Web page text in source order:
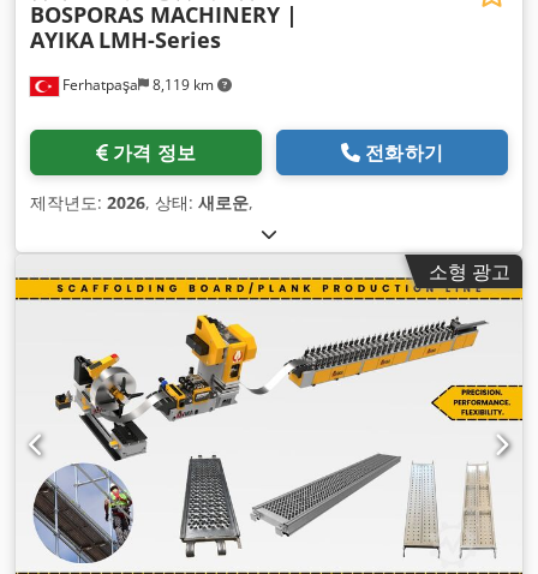
Ferhatpaşa 8,119 km
BOSPORAS MACHINERY |
AYIKA LMH-Series
가격 정보 전화하기
제작년도: 2026, 상태: 새로운,
소형 광고